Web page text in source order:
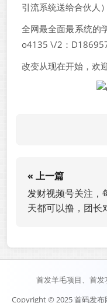
引流系统送给合伙人）
全网最全面最系统的
o4135 \/2：
改变从现在开始，欢
« 上一篇
发财视频号关注，
天都可以撸，团长
首发羊毛项目、首
Copyright © 2025 首码发布